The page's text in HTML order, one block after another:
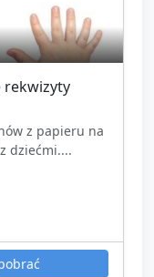
z papieru na
dziećmi....